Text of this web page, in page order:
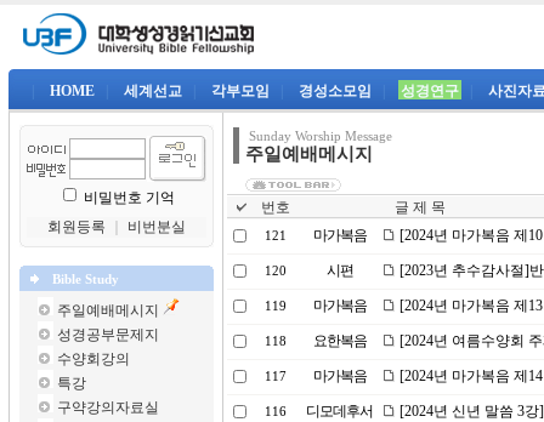
HOME 세계선교 각부모임 경성소모임 성경연구 사진자
비밀번호 기억
회원등록
비번분실
Bible Study
주일예배메시지
성경공부문제지
수양회강의
특강
구약강의자료실
Sunday Worship Message
주일예배메시지
번호 글 제 목
121 마가복음 [2024년 마가복음 제
120 시편 [2023년 추수감사절]
119 마가복음 [2024년 마가복음 제
118 요한복음 [2024년 여름수양회
117 마가복음 [2024년 마가복음 제
116 디모데후서 [2024년 신년 말씀 3